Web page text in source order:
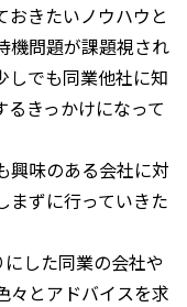
おきたいノウハウと
機問題が課題視され
しでも同業他社に知
きっかけになって
興味のある会社に対
まずに行っていきた
した同業の会社や
々とアドバイスを求